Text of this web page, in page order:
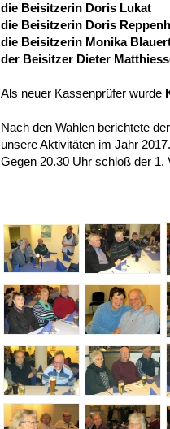
die Beisitzerin Doris Lukat
die Beisitzerin Doris
die Beisitzerin Monika
der Beisitzer Dieter
Als neuer Kassenprüfer wurde
Nach den Wahlen berichtete
unsere Aktivitäten im Jahr 2017.
Gegen 20.30 Uhr schloß der 1.